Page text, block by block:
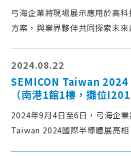
弓海企業將現場展示應用於高
方案，與業界夥伴共同探索未
2024.08.22
SEMICON Taiwan 2024
（南港1館1樓，攤位
2024年9月4日至6日，弓海企業
Taiwan 2024國際半導體展亮